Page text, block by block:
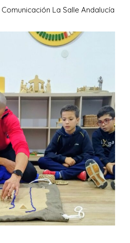
Comunicación La Salle Andalucía